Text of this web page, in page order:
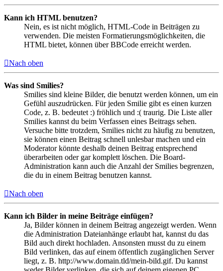
Kann ich HTML benutzen?
Nein, es ist nicht möglich, HTML-Code in Beiträgen zu
verwenden. Die meisten Formatierungsmöglichkeiten, die
HTML bietet, können über BBCode erreicht werden.
Nach oben
Was sind Smilies?
Smilies sind kleine Bilder, die benutzt werden können, um ein
Gefühl auszudrücken. Für jeden Smilie gibt es einen kurzen
Code, z. B. bedeutet :) fröhlich und :( traurig. Die Liste aller
Smilies kannst du beim Verfassen eines Beitrags sehen.
Versuche bitte trotzdem, Smilies nicht zu häufig zu benutzen,
sie können einen Beitrag schnell unlesbar machen und ein
Moderator könnte deshalb deinen Beitrag entsprechend
überarbeiten oder gar komplett löschen. Die Board-
Administration kann auch die Anzahl der Smilies begrenzen,
die du in einem Beitrag benutzen kannst.
Nach oben
Kann ich Bilder in meine Beiträge einfügen?
Ja, Bilder können in deinem Beitrag angezeigt werden. Wenn
die Administration Dateianhänge erlaubt hat, kannst du das
Bild auch direkt hochladen. Ansonsten musst du zu einem
Bild verlinken, das auf einem öffentlich zugänglichen Server
liegt, z. B. http://www.domain.tld/mein-bild.gif. Du kannst